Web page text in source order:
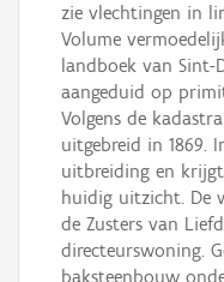
zie vlechtingen in
Volume
landboek van Sint-
aangeduid op
Volgens de
uitgebreid in 1869.
uitbreiding en
huidig uitzicht. De
de Zusters van
directeurswoning.
baksteenbouw